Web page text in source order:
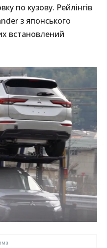
по кузову. Рейлінгів
з японського
встановлений